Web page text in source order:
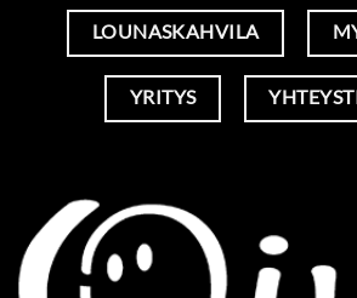
LOUNASKAHVILA
YRITYS